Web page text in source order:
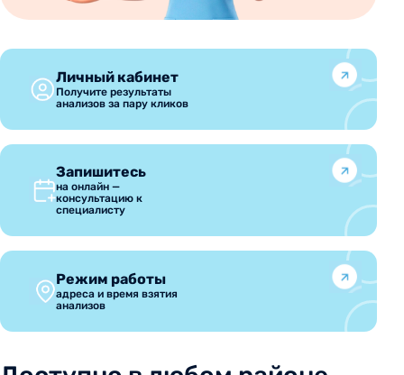
Личный кабинет
Получите результаты
анализов за пару кликов
Запишитесь
на онлайн —
консультацию к
специалисту
Режим работы
адреса и время взятия
анализов